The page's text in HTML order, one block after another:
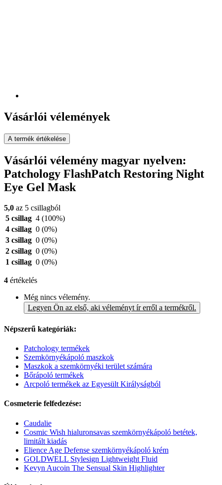
Vásárlói vélemények
A termék értékelése
Vásárlói vélemény magyar nyelven:
Patchology FlashPatch Restoring Night
Eye Gel Mask
5,0 az 5 csillagból
5 csillag 4 (100%)
4 csillag 0 (0%)
3 csillag 0 (0%)
2 csillag 0 (0%)
1 csillag 0 (0%)
4 értékelés
Még nincs vélemény.
Legyen Ön az első, aki véleményt ír erről a termékről.
Népszerű kategóriák:
Patchology termékek
Szemkörnyékápoló maszkok
Maszkok a szemkörnyéki terület számára
Bőrápoló termékek
Arcpoló termékek az Egyesült Királyságból
Cosmeterie felfedezése:
Caudalie
Cosmic Wish hialuronsavas szemkörnyékápoló betétek,
limitált kiadás
Elience Age Defense szemkörnyékápoló krém
GOLDWELL Stylesign Lightweight Fluid
Kevyn Aucoin The Sensual Skin Highlighter